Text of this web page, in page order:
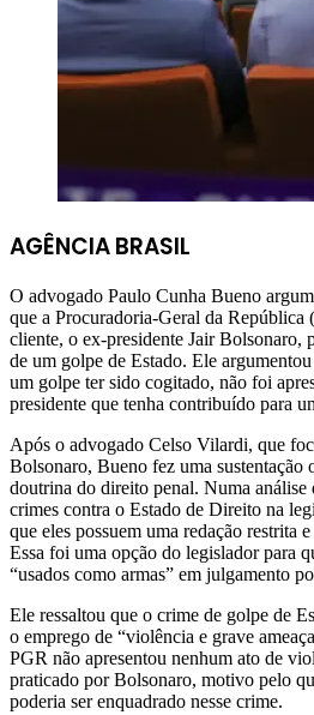
AGÊNCIA BRASIL
O advogado Paulo Cunha Bueno
que a Procuradoria-Geral da República
cliente, o ex-presidente Jair Bolsonaro,
de um golpe de Estado. Ele
um golpe ter sido cogitado, não foi
presidente que tenha contribuído para
Após o advogado Celso Vilardi, que
Bolsonaro, Bueno fez uma sustentação
doutrina do direito penal. Numa análise
crimes contra o Estado de Direito na
que eles possuem uma redação restrita
Essa foi uma opção do legislador para
“usados como armas” em julgamento
Ele ressaltou que o crime de golpe de
o emprego de “violência e grave
PGR não apresentou nenhum ato de
praticado por Bolsonaro, motivo pelo
poderia ser enquadrado nesse crime.